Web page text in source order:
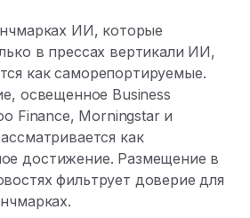
ИИ, которые
в прессах вертикали ИИ,
как саморепортируемые.
освещенное Business
Finance, Morningstar и
как
достижение. Размещение в
фильтрует доверие для